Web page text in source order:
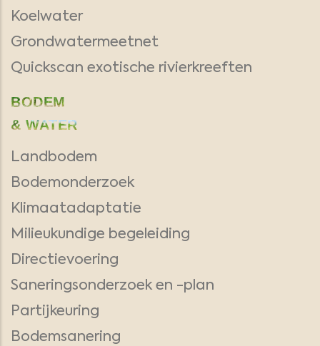
Koelwater
Grondwatermeetnet
Quickscan exotische rivierkreeften
BODEM
& WATER
Landbodem
Bodemonderzoek
Klimaatadaptatie
Milieukundige begeleiding
Directievoering
Saneringsonderzoek en -plan
Partijkeuring
Bodemsanering